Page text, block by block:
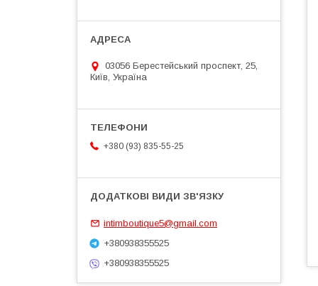
03056 Берестейський проспект, 25,
Київ, Україна
+380 (93) 835-55-25
intimboutique5@gmail.com
+380938355525
+380938355525